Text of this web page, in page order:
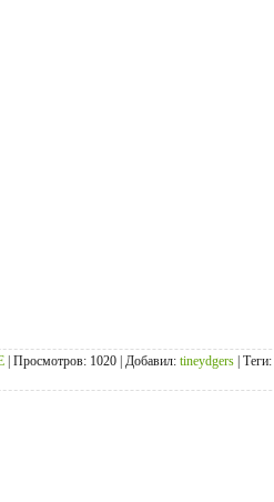
| Просмотров: 1020 | Добавил: tineydgers | Теги: